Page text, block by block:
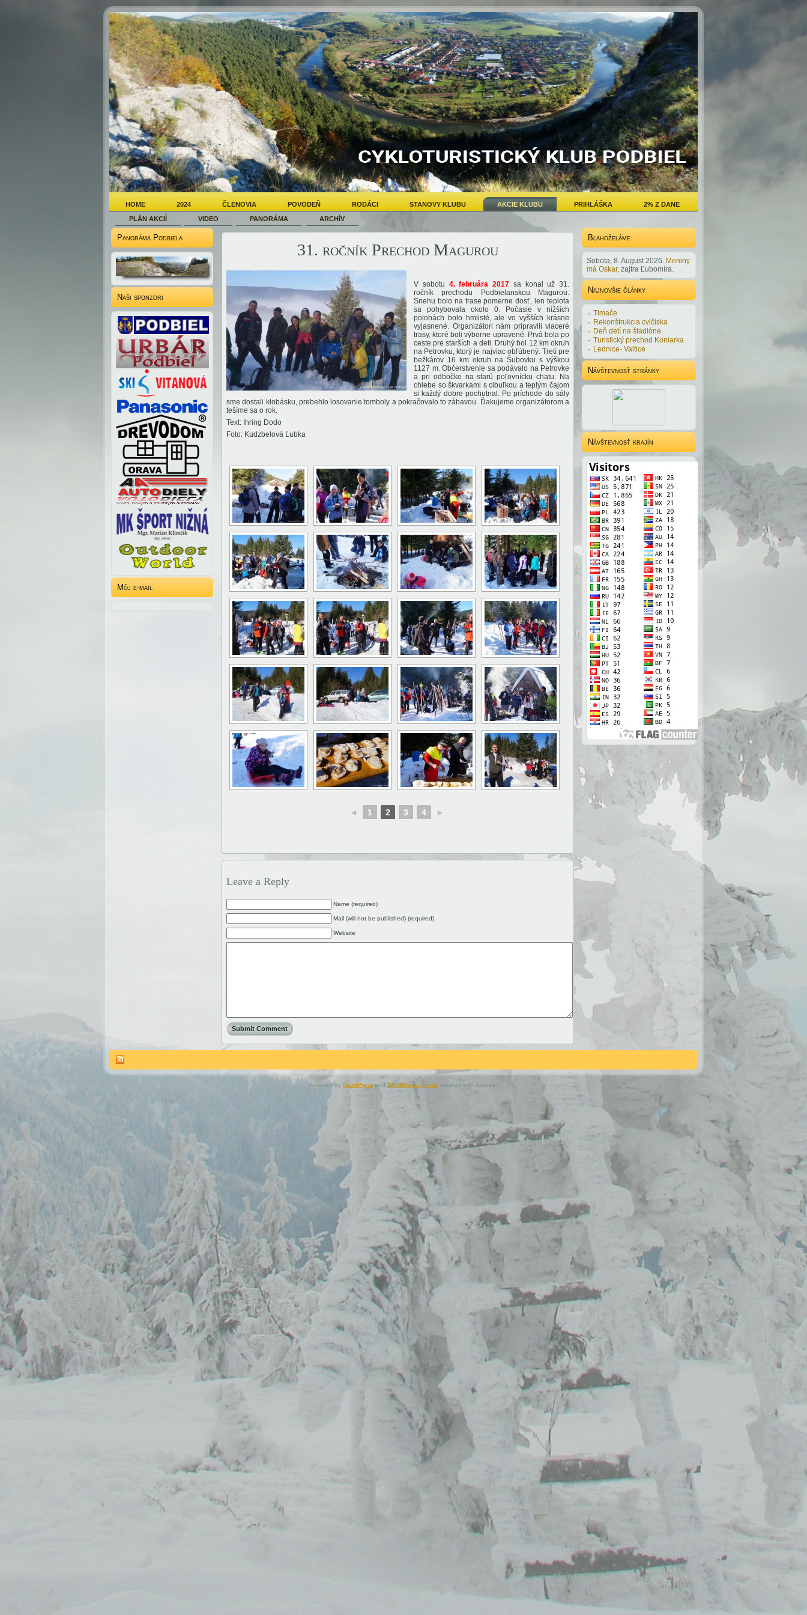
HOME 2024 ČLENOVIA POVODEŇ RODÁCI STANOVY KLUBU AKCIE KLUBU PRIHLÁŠKA
2% Z DANE
PLÁN AKCIÍ
VIDEO PANORÁMA ARCHÍV
Panoráma Podbiela
Naši sponzori
Môj e-mail
31. ročník Prechod Magurou
V sobotu 4. februára 2017 sa konal už 31.
ročník prechodu Podbielanskou Magurou.
Snehu bolo na trase pomerne dosť, len teplota
sa pohybovala okolo 0. Počasie v nižších
polohách bolo hmlisté, ale vo vyšších krásne
vyjasnené. Organizátori nám pripravili viaceré
trasy, ktoré boli výborne upravené. Prvá bola po
ceste pre starších a deti. Druhý bol 12 km okruh
na Petrovku, ktorý je najviac obľúbený. Tretí pre
bežkárov 16 km okruh na Šubovku s výškou
1127 m. Občerstvenie sa podávalo na Petrovke
a pri odbočke na starú poľovnícku chatu. Na
chlebe so škvarkami s cibuľkou a teplým čajom
si každý dobre pochutnal. Po príchode do sály
sme dostali klobásku, prebehlo losovanie tomboly a pokračovalo to zábavou. Ďakujeme organizátorom a
tešíme sa o rok.
Text: Ihring Dodo
Foto: Kudzbelová Ľubka
◄ 1 2 3 4 ►
Leave a Reply
Name (required)
Mail (will not be published) (required)
Website
Blahoželáme
Sobota, 8. August 2026. Meniny
má Oskar, zajtra Ľubomíra.
Najnovšie články
Tlmače
Rekonštrukcia cvičiska
Deň detí na štadióne
Turistický prechod Koniarka
Lednice- Valtice
Návštevnosť stránky
Návštevnosť krajín
Powered by WordPressand WordPress Theme created with Artisteer.